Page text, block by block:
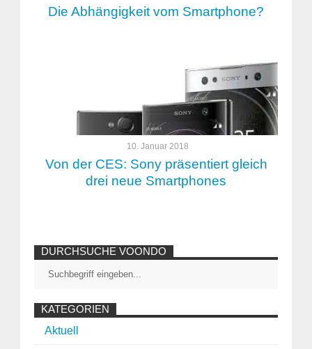
Die Abhängigkeit vom Smartphone?
10. Januar 2018
Von der CES: Sony präsentiert gleich
drei neue Smartphones
DURCHSUCHE VOONDO
KATEGORIEN
Aktuell